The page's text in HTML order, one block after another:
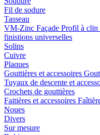
Fil de sodure
Tasseau
VM-Zinc Façade Profil à clin
finistions universelles
Solins
Cuivre
Plaques
Gouttières et accessoires
Tuyaux de descente et
Crochets de gouttières
Faitières et accessoires
Noues
Divers
Sur mesure